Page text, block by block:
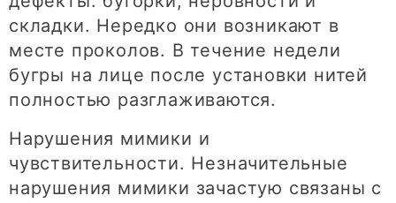
складки. Нередко они возникают в
месте проколов. В течение недели
бугры на лице после установки нитей
полностью разглаживаются.
Нарушения мимики и
чувствительности. Незначительные
нарушения мимики зачастую связаны с